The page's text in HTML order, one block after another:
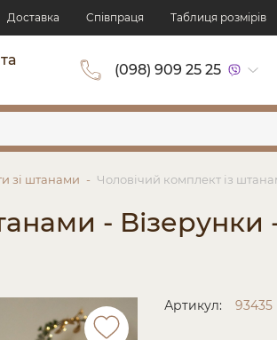
Доставка Cпівпраця Таблиця розмірів
(098) 909 25 25
зі штанами Чоловічий комплект із
- Візерунки
Артикул: 93435